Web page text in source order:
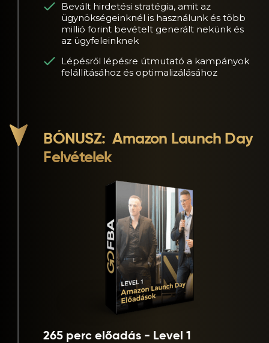
Bevált hirdetési stratégia, amit az
ügynökségeinknél is használunk és több
millió forint bevételt generált nekünk és
az ügyfeleinknek
Lépésről lépésre útmutató a kampányok
felállításához és optimalizálásához
BÓNUSZ:Amazon Launch Day
Felvételek
265 perc előadás - Level 1